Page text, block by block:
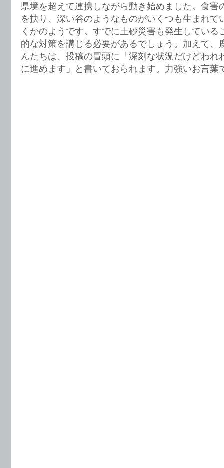
県境を超えて連携しながら動き始めました。食害
を抉り、深い谷のようなものがいくつも生まれて
くかのようです。すでに土砂災害も発生している
的な対策を講じる必要があるでしょう。加えて、
んたちは、投稿の冒頭に「深刻な状況だけどわれ
に進めます」と書いておられます。力強いお言葉